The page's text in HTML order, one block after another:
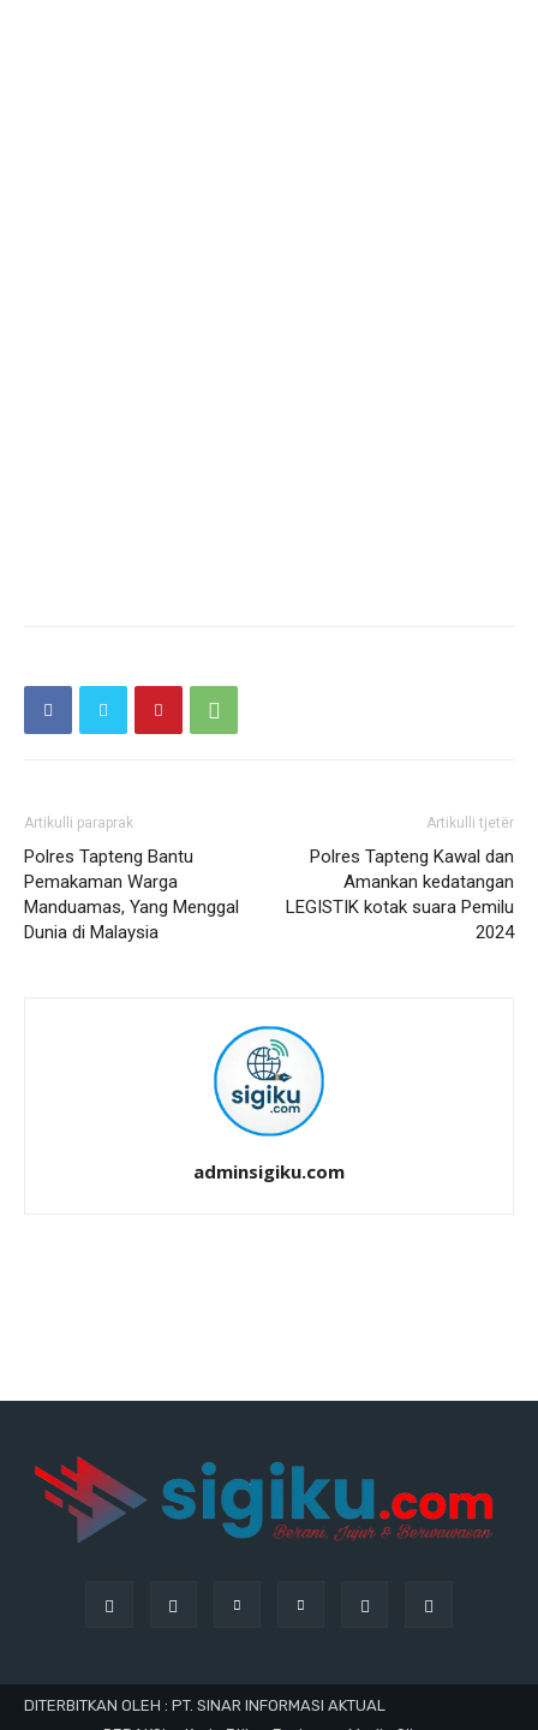
Artikulli paraprak
Polres Tapteng Bantu
Pemakaman Warga
Manduamas, Yang Menggal
Dunia di Malaysia
Artikulli tjetër
Polres Tapteng Kawal dan
Amankan kedatangan
LEGISTIK kotak suara Pemilu
2024
adminsigiku.com
DITERBITKAN OLEH : PT. SINAR INFORMASI AKTUAL